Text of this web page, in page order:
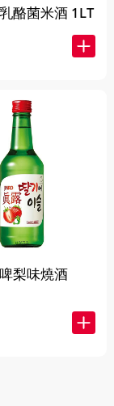
酪菌米酒 1LT
梨味燒酒